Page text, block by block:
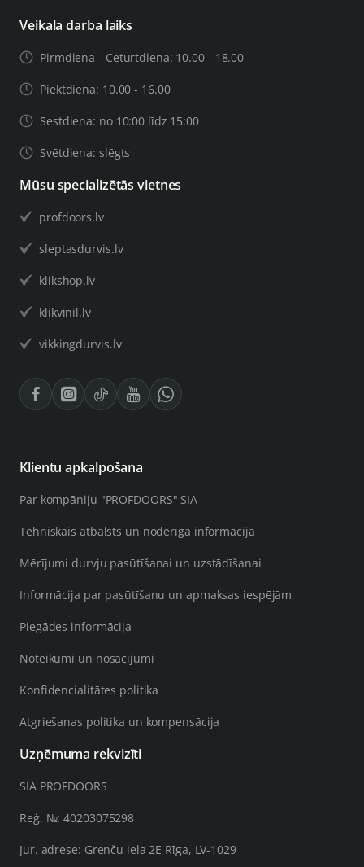
Veikala darba laiks
Pirmdiena - Ceturtdiena: 10.00 - 18.00
Piektdiena: 10.00 - 16.00
Sestdiena: no 10:00 līdz 15:00
Svētdiena: slēgts
Mūsu specializētās vietnes
profdoors.lv
sleptasdurvis.lv
klikshop.lv
klikvinil.lv
vikkingdurvis.lv
Klientu apkalpošana
Par kompāniju "PROFDOORS" SIA
Tehniskais atbalsts un noderīga informācija
Mērījumi durvju pasūtīšanai un uzstādīšanai
Informācija par pasūtīšanu un apmaksas iespējām
Piegādes informācija
Noteikumi un nosacījumi
Konfidencialitātes politika
Atgriešanas politika un kompensācija
Uzņēmuma rekvizīti
SIA PROFDOORS
Reģ. №: 40203075298
Jur. adrese: Grenču iela 2E Rīga, LV-1029